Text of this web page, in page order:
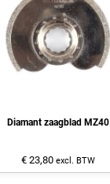
Diamant zaagblad MZ40
€ 23,80 excl. BTW